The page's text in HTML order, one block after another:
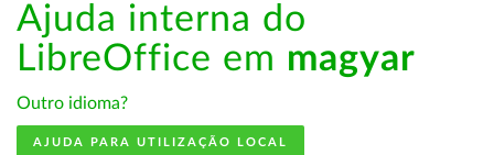
Ajuda interna do
LibreOffice em magyar
Outro idioma?
AJUDA PARA UTILIZAÇÃO LOCAL